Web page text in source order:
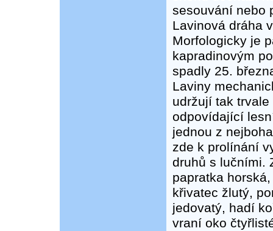
sesouvání nebo
Lavinová dráha
Morfologicky je
kapradinovým
spadly 25.
Laviny
udržují tak
odpovídající
jednou z
zde k prolínání
druhů s lučními.
papratka
křivatec žlutý,
jedovatý, hadí
vraní oko